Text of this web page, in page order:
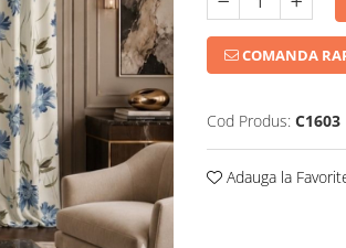
COMANDA
Cod Produs: C1603
Adauga la